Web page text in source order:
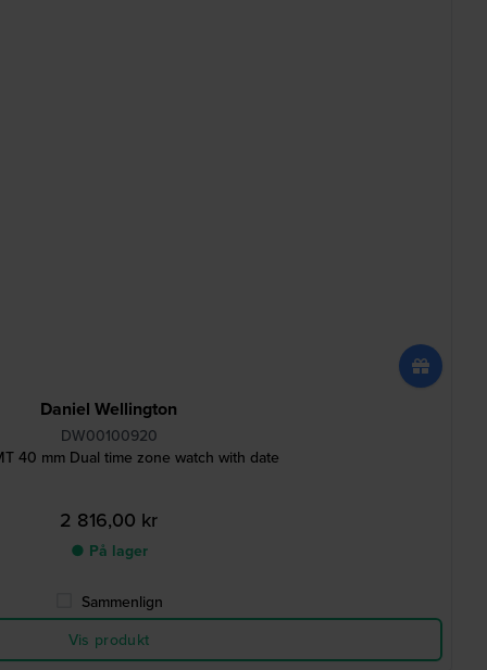
Daniel Wellington
DW00100920
40 mm Dual time zone watch with date
2 816,00 kr
● På lager
Sammenlign
Vis produkt